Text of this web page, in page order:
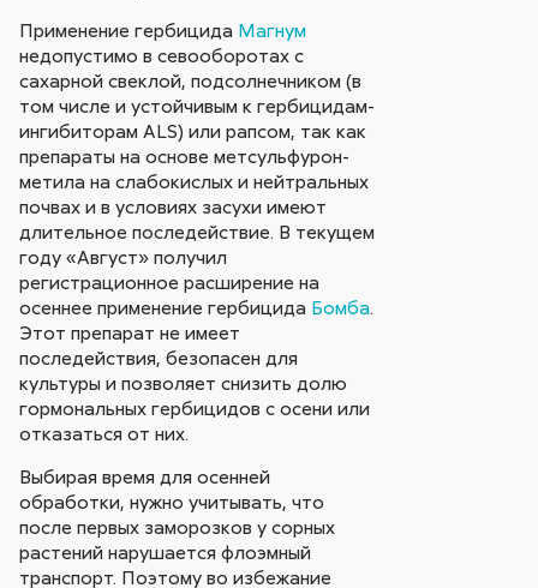
Применение гербицида Магнум
недопустимо в севооборотах с
сахарной свеклой, подсолнечником (в
том числе и устойчивым к гербицидам-
ингибиторам ALS) или рапсом, так как
препараты на основе метсульфурон-
метила на слабокислых и нейтральных
почвах и в условиях засухи имеют
длительное последействие. В текущем
году «Август» получил
регистрационное расширение на
осеннее применение гербицида Бомба.
Этот препарат не имеет
последействия, безопасен для
культуры и позволяет снизить долю
гормональных гербицидов с осени или
отказаться от них.
Выбирая время для осенней
обработки, нужно учитывать, что
после первых заморозков у сорных
растений нарушается флоэмный
транспорт. Поэтому во избежание